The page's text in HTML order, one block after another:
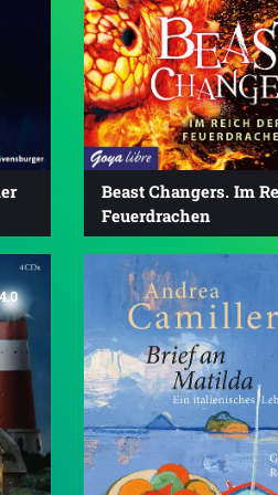
Beast Changers. Im
Feuerdrachen
4.0